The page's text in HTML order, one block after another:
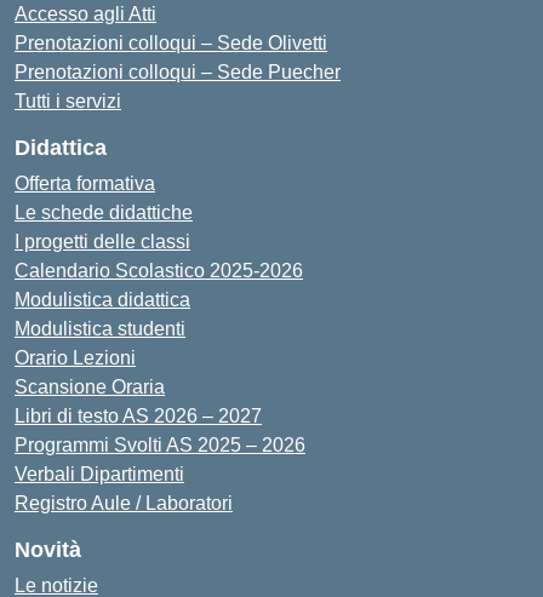
Accesso agli Atti
Prenotazioni colloqui – Sede Olivetti
Prenotazioni colloqui – Sede Puecher
Tutti i servizi
Didattica
Offerta formativa
Le schede didattiche
I progetti delle classi
Calendario Scolastico 2025-2026
Modulistica didattica
Modulistica studenti
Orario Lezioni
Scansione Oraria
Libri di testo AS 2026 – 2027
Programmi Svolti AS 2025 – 2026
Verbali Dipartimenti
Registro Aule / Laboratori
Novità
Le notizie